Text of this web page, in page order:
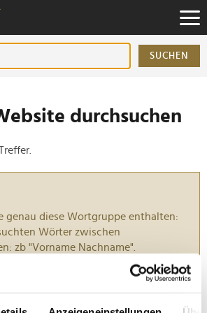
SUCHEN
durchsuchen
genau diese Wortgruppe enthalten:
Wörter zwischen
zb "Vorname Nachname".
Sebastian Vermaat das